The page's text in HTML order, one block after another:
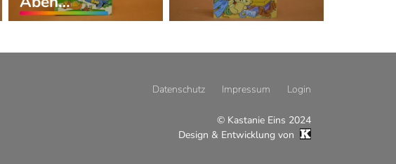
Datenschutz Impressum Login
© Kastanie Eins 2024
Design & Entwicklung von